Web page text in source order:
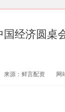
国经济圆桌
来源：鲜言配资 网